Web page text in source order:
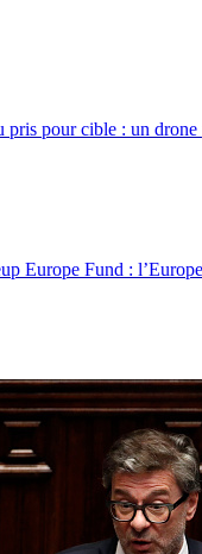
pour cible : un drone
Europe Fund :